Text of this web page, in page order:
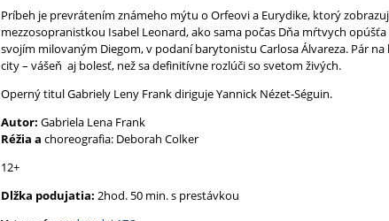
Príbeh je prevrátením známeho mýtu o Orfeovi a Eurydike, ktorý
mezzosopranistkou Isabel Leonard, ako sama počas Dňa mŕtvych
svojím milovaným Diegom, v podaní barytonistu Carlosa Álvareza. Pár
city – vášeň aj bolesť, než sa definitívne rozlúči so svetom živých.
Operný titul Gabriely Leny Frank diriguje Yannick Nézet-Séguin.
Autor: Gabriela Lena Frank
Réžia a choreografia: Deborah Colker
12+
Dlžka podujatia: 2hod. 50 min. s prestávkou